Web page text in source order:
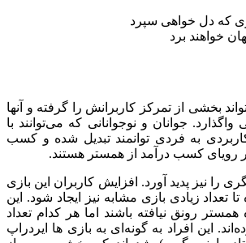
که دل خواهی سپرد
خواهند برد
بخشی از تمرکز کاربرانش را گرفته و آنها
جوانان و نوجوانانی که می‌توانند با
به فردی توانمند تبدیل شده و کسب
رویای کسب درآمد از همستر هستند.
را نیز پدید آورد. افزایش کاربران این بازی
زیادی بازی مشابه نیز ایجاد شود. این
همستر رونق نیافته باشند اما هر کدام تعداد
این افراد به گونه‌ای به بازی ها ایردراپ